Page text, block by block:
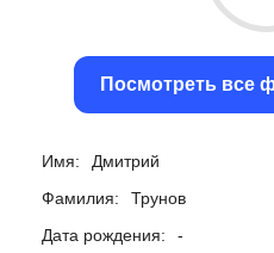
Посмотреть все
Имя:
Дмитрий
Фамилия:
Трунов
Дата рождения:
-